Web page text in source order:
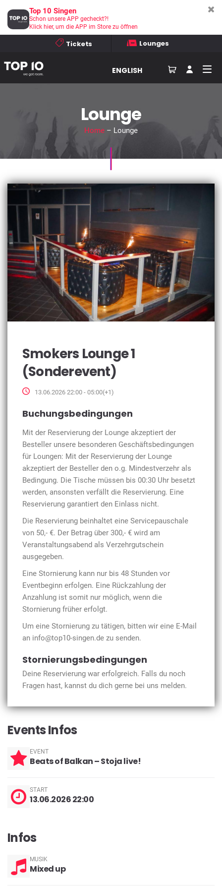
Tickets Lounges
ENGLISH
Lounge
Home– Lounge
Smokers Lounge 1
(Sonderevent)
13.06.2026 22:00 - 05:00(+1)
Buchungsbedingungen
Mit der Reservierung der Lounge akzeptiert der
Besteller unsere besonderen Geschäftsbedingungen
für Loungen: Mit der Reservierung der Lounge
akzeptiert der Besteller den o.g. Mindestverzehr als
Bedingung. Die Tische müssen bis 00:30 Uhr besetzt
werden, ansonsten verfällt die Reservierung. Eine
Reservierung garantiert den Einlass nicht.
Die Reservierung beinhaltet eine Servicepauschale
von 50,- €. Der Betrag über 300,- € wird am
Veranstaltungsabend als Verzehrgutschein
ausgegeben.
Eine Stornierung kann nur bis 48 Stunden vor
Eventbeginn erfolgen. Eine Rückzahlung der
Anzahlung ist somit nur möglich, wenn die
Stornierung früher erfolgt.
Um eine Stornierung zu tätigen, bitten wir eine E-Mail
an info@top10-singen.de zu senden.
Stornierungsbedingungen
Deine Reservierung war erfolgreich. Falls du noch
Fragen hast, kannst du dich gerne bei uns melden.
Events Infos
EVENT
Beats of Balkan – Stoja live!
START
13.06.2026 22:00
Infos
MUSIK
Mixed up
Top 10 Singen
Schon unsere APP gecheckt?!
Klick hier, um die APP im Store zu öffnen